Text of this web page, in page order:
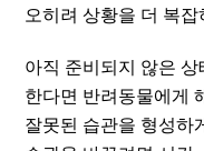
오히려 상황을 더 복
아직 준비되지 않은
한다면 반려동물에게
잘못된 습관을 형성하